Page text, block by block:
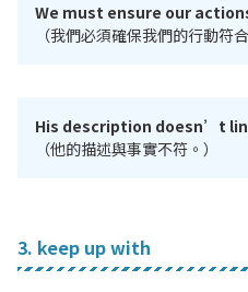
We must ensure our
（我們必須確保我們的行動符
His description doesn’t
（他的描述與事實不符。）
3. keep up with